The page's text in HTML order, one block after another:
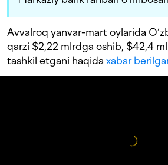
Avvalroq yanvar-mart oylarida
qarzi $2,22 mlrdga oshib, $42,4
tashkil etgani haqida xabar